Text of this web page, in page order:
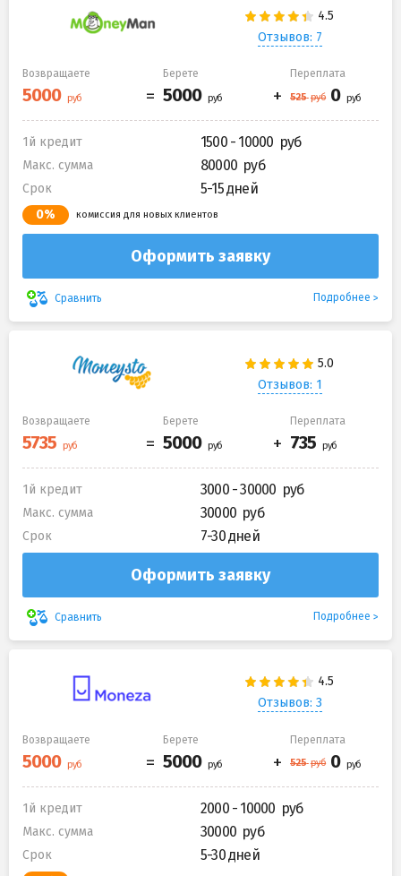
Отзывов: 7
Возвращаете Берете Переплата
1й кредит 1500 - 10000
Макс. сумма 80000
Срок 5-15 дней
0% комиссия для новых клиентов
Оформить заявку
Сравнить Подробнее
Отзывов: 1
Возвращаете Берете Переплата
1й кредит 3000 - 30000
Макс. сумма 30000
Срок 7-30 дней
Оформить заявку
Сравнить Подробнее
Отзывов: 3
Возвращаете Берете Переплата
1й кредит 2000 - 10000
Макс. сумма 30000
Срок 5-30 дней